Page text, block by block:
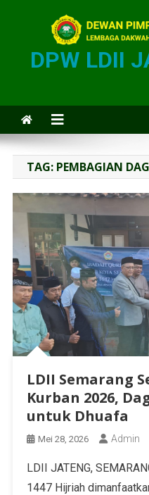
DPW LDII
TAG: PEMBAGIAN
LDII Semarang
Kurban 2026,
untuk Dhuafa
Mei 28, 2026 Admin
LDII JATENG,
1447 Hijriah